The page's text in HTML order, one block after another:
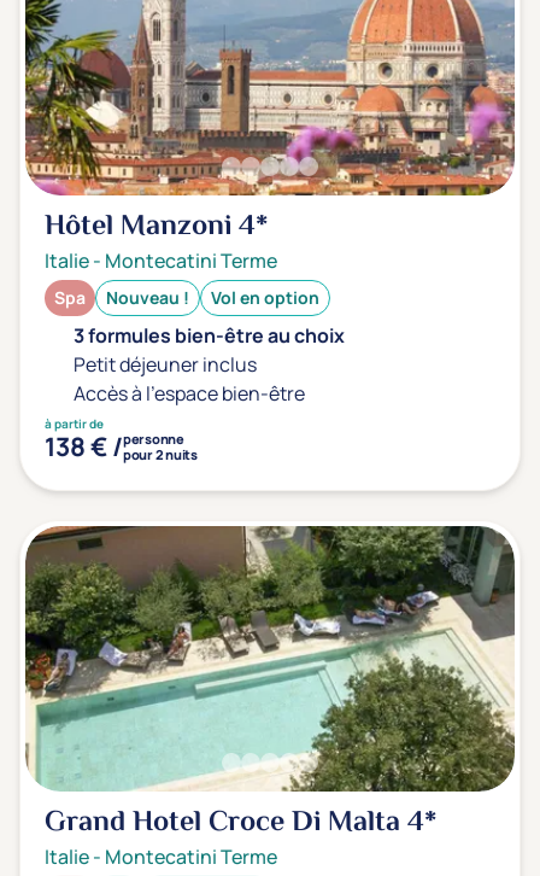
Hôtel Manzoni4*
Italie- Montecatini Terme
Spa Nouveau ! Vol en option
3 formules bien-être au choix
Petit déjeuner inclus
Accès à l'espace bien-être
à partir de
138 € /personne
pour 2 nuits
Grand Hotel Croce Di Malta4*
Italie- Montecatini Terme